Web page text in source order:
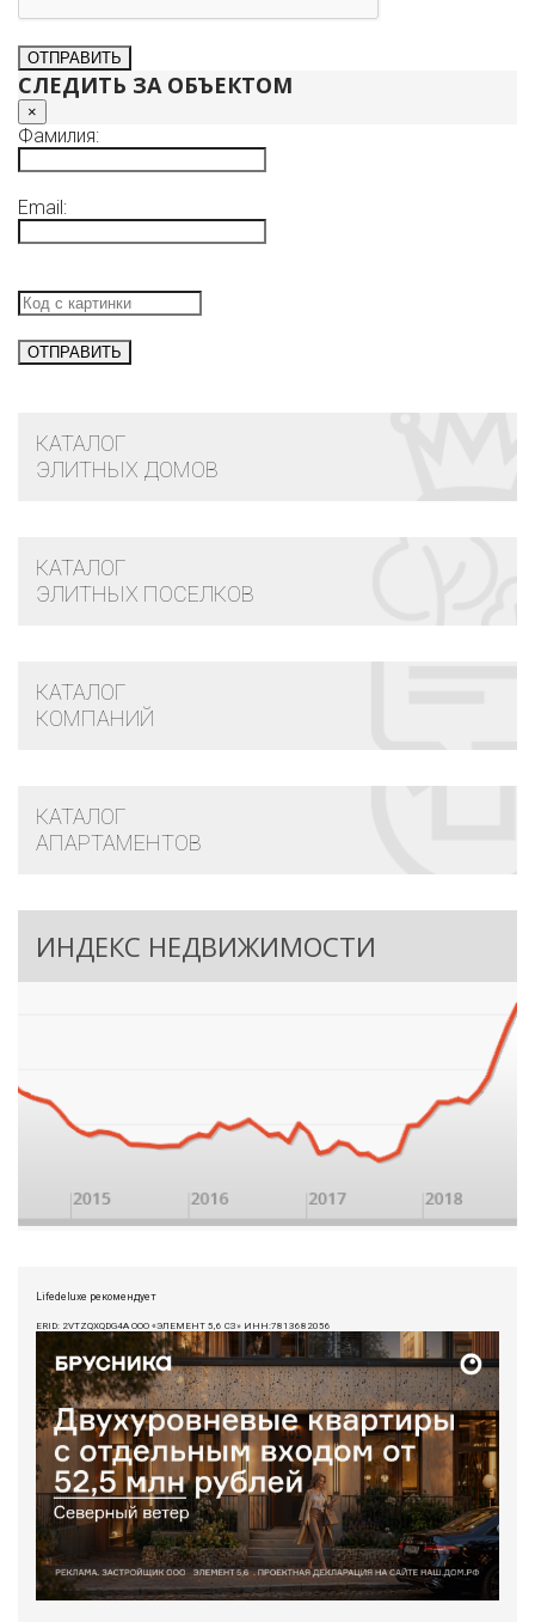
СЛЕДИТЬ ЗА ОБЪЕКТОМ
×
Фамилия:
Email:
КАТАЛОГ
ЭЛИТНЫХ ДОМОВ
КАТАЛОГ
ЭЛИТНЫХ ПОСЕЛКОВ
КАТАЛОГ
КОМПАНИЙ
КАТАЛОГ
АПАРТАМЕНТОВ
ИНДЕКС НЕДВИЖИМОСТИ
Lifedeluxe рекомендует
ERID: 2VTZQXQDG4A ООО «ЭЛЕМЕНТ 5,6 СЗ» ИНН:7813682056